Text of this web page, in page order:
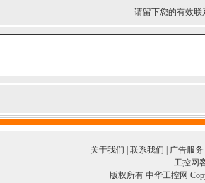
请留下您的有效
关于我们 联系我们 广告服务
工控网
版权所有 中华工控网